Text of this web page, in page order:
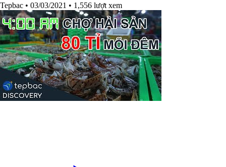
Tepbac • 03/03/2021 • 1,556 lượt xem